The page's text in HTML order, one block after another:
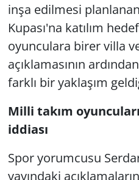
inşa edilmesi
Kupası'na katılım
oyunculara birer villa
açıklamasının
farklı bir yaklaşım
Milli takım
iddiası
Spor yorumcusu
yayındaki